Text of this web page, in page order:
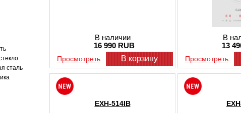
сталь
Любая варочная
доступна нашим
более приятной.
узнать о возможности
связаться с нашими
информационную
бытовой техники.
В наличии
16 990 RUB
Просмотреть В корзину
В
13
Просмотреть
EXH-514IB